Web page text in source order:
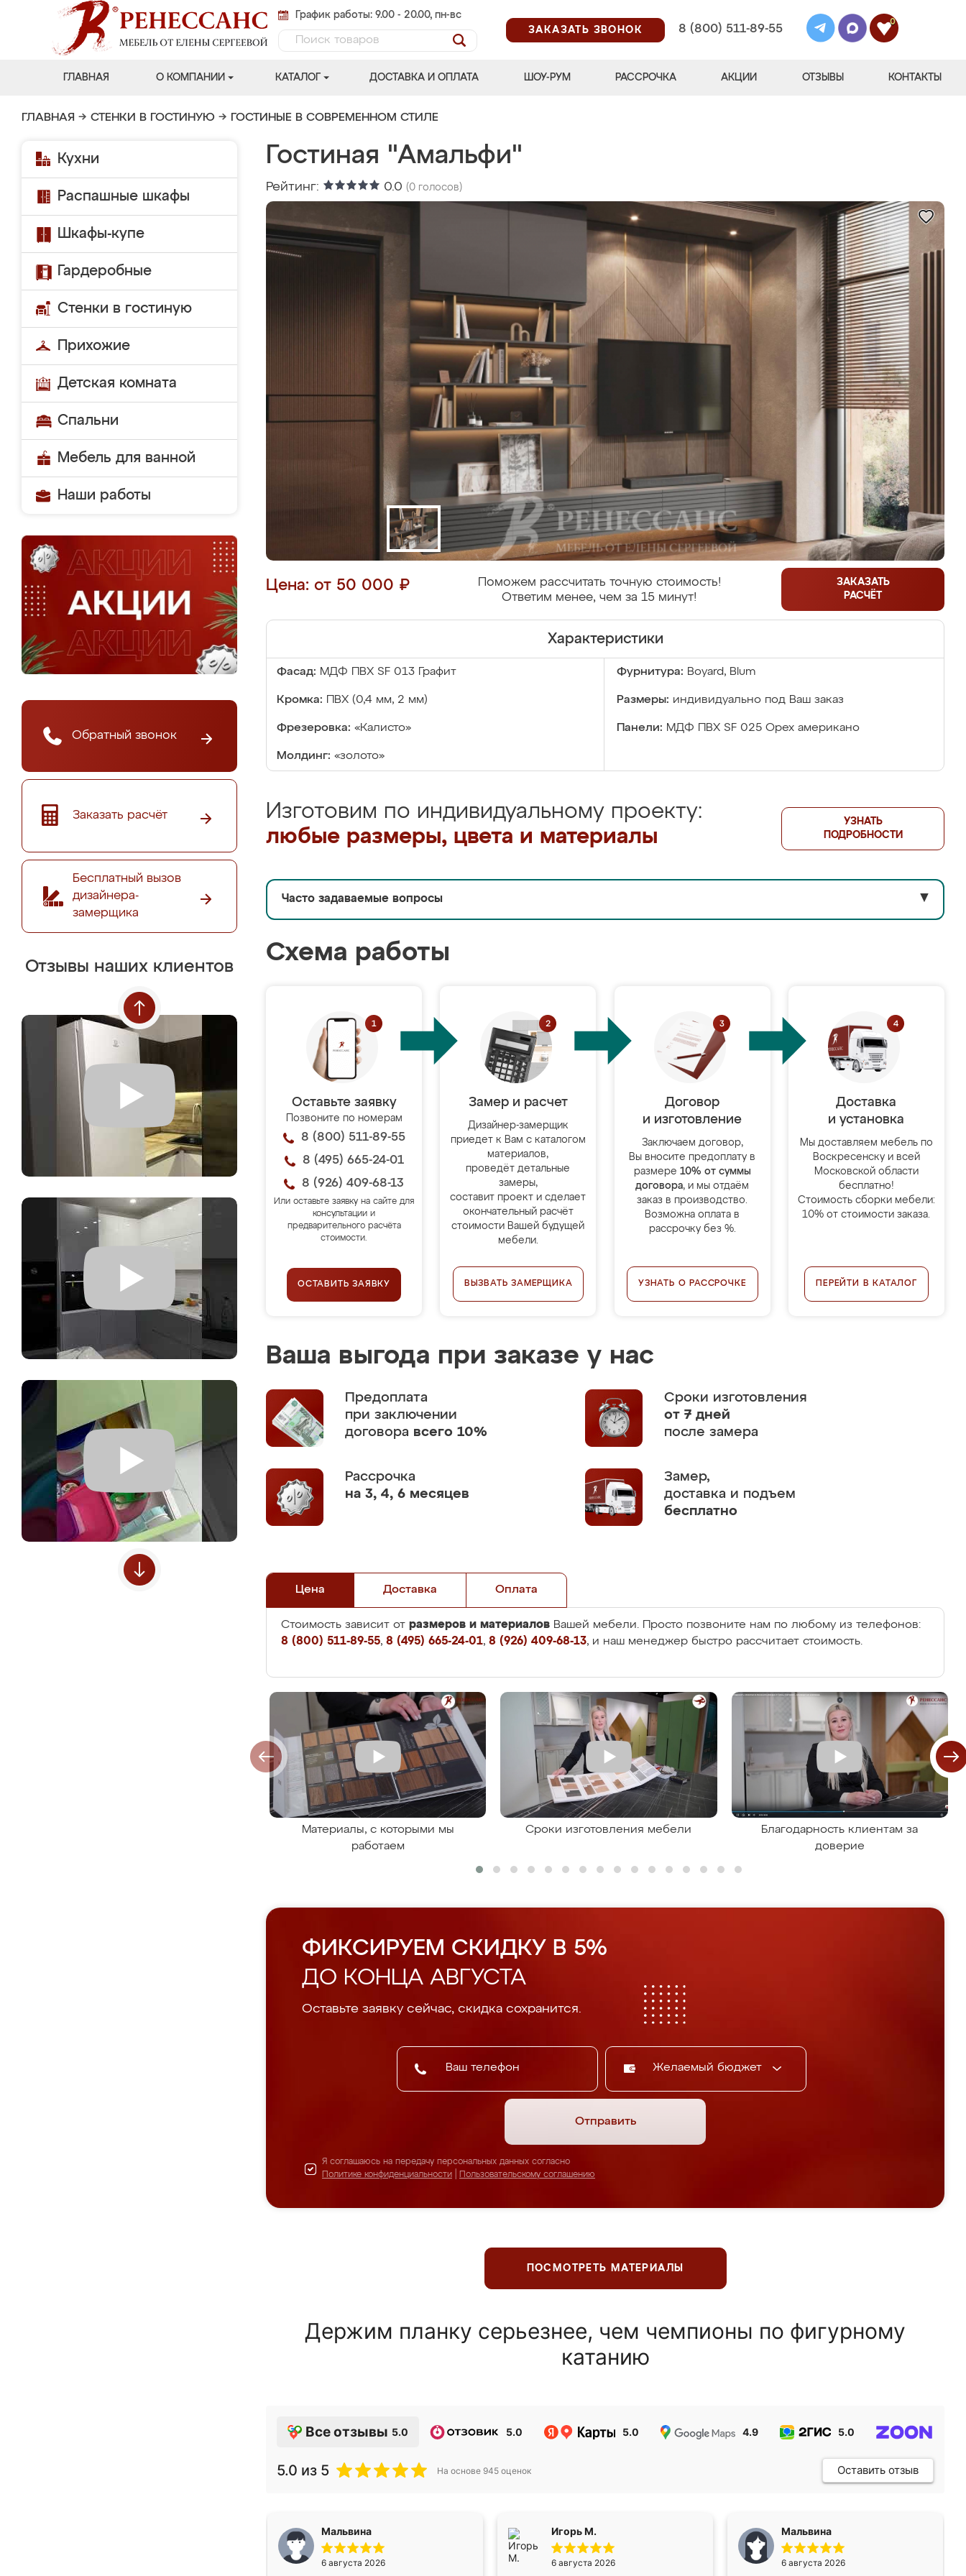
График работы: 9.00 - 20.00, пн-вс
ЗАКАЗАТЬ ЗВОНОК
8 (800) 511-89-55
0
ГЛАВНАЯ О КОМПАНИИ КАТАЛОГ ДОСТАВКА И ОПЛАТА ШОУ-РУМ РАССРОЧКА АКЦИИ ОТЗЫВЫ КОНТАКТЫ
ГЛАВНАЯ → СТЕНКИ В ГОСТИНУЮ → ГОСТИНЫЕ В СОВРЕМЕННОМ СТИЛЕ
Кухни
Распашные шкафы
Шкафы-купе
Гардеробные
Стенки в гостиную
Прихожие
Детская комната
Спальни
Мебель для ванной
Наши работы
Обратный звонок
Заказать расчёт
Бесплатный вызов
дизайнера-
замерщика
Отзывы наших клиентов
Гостиная "Амальфи"
Рейтинг: 0.0 (0 голосов)
Цена: от 50 000 ₽
Поможем рассчитать точную стоимость!
Ответим менее, чем за 15 минут!
ЗАКАЗАТЬ
РАСЧЁТ
Характеристики
Фасад: МДФ ПВХ SF 013 Графит Фурнитура: Boyard, Blum
Кромка: ПВХ (0,4 мм, 2 мм) Размеры: индивидуально под Ваш заказ
Фрезеровка: «Калисто» Панели: МДФ ПBX SF 025 Орех американо
Молдинг: «золото»
Изготовим по индивидуальному проекту:
любые размеры, цвета и материалы
УЗНАТЬ
ПОДРОБНОСТИ
Часто задаваемые вопросы ▼
Схема работы
Оставьте заявку
Позвоните по номерам
8 (800) 511-89-55
8 (495) 665-24-01
8 (926) 409-68-13
Или оставьте заявку на сайте для
консультации и
предварительного расчёта
стоимости.
ОСТАВИТЬ ЗАЯВКУ
Замер и расчет
Дизайнер-замерщик
приедет к Вам с каталогом
материалов,
проведёт детальные
замеры,
составит проект и сделает
окончательный расчёт
стоимости Вашей будущей
мебели.
ВЫЗВАТЬ ЗАМЕРЩИКА
Договор
и изготовление
Заключаем договор,
Вы вносите предоплату в
размере 10% от суммы
договора, и мы отдаём
заказ в производство.
Возможна оплата в
рассрочку без %.
УЗНАТЬ О РАССРОЧКЕ
Доставка
и установка
Мы доставляем мебель по
Воскресенску и всей
Московской области
бесплатно!
Стоимость сборки мебели:
10% от стоимости заказа.
ПЕРЕЙТИ В КАТАЛОГ
Ваша выгода при заказе у нас
Предоплата
при заключении
договора всего 10%
Сроки изготовления
от 7 дней
после замера
Рассрочка
на 3, 4, 6 месяцев
Замер,
доставка и подъем
бесплатно
Цена Доставка Оплата
Стоимость зависит от размеров и материалов Вашей мебели. Просто позвоните нам по любому из телефонов:
8 (800) 511-89-55, 8 (495) 665-24-01, 8 (926) 409-68-13, и наш менеджер быстро рассчитает стоимость.
Материалы, с которыми мы
работаем
Сроки изготовления мебели
Благодарность клиентам за
доверие
ФИКСИРУЕМ СКИДКУ В 5%
ДО КОНЦА АВГУСТА
Оставьте заявку сейчас, скидка сохранится.
Желаемый бюджет
Отправить
Я соглашаюсь на передачу персональных данных согласно
Политике конфиденциальности
Пользовательскому соглашению
ПОСМОТРЕТЬ МАТЕРИАЛЫ
Держим планку серьезнее, чем чемпионы по фигурному
катанию
Все отзывы 5.0 5.0 5.0 4.9 5.0
5.0 из 5 На основе 945 оценок Оставить отзыв
Мальвина
6 августа 2026
Игорь М.
6 августа 2026
Мальвина
6 августа 2026